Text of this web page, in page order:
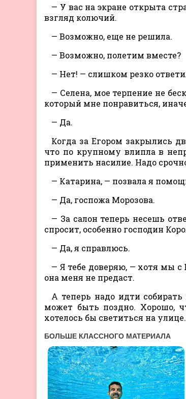
— У вас на экране открыта
взгляд колючий.
— Возможно, еще не решила.
— Возможно, полетим вместе?
— Нет! — слишком резко
— Селена, мое терпение не
который мне понравиться,
— Да.
Когда за Егором закрылись
что по крупному влипла в
применить насилие. Надо
— Катарина, — позвала я
— Да, госпожа Морозова.
— За салон теперь несешь
спросит, особенно господин
— Да, я справлюсь.
— Я тебе доверяю, — хотя мы с
она меня не предаст.
А теперь надо идти
может быть поздно. Хорошо,
хотелось бы светиться на